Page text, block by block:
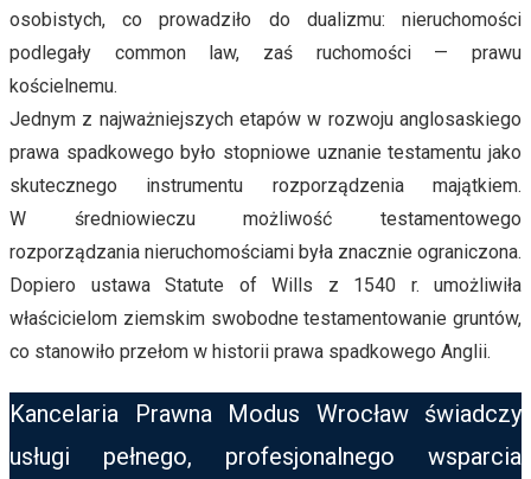
osobistych, co prowadziło do dualizmu: nieruchomości
podlegały common law, zaś ruchomości — prawu
kościelnemu.
Jednym z najważniejszych etapów w rozwoju anglosaskiego
prawa spadkowego było stopniowe uznanie testamentu jako
skutecznego instrumentu rozporządzenia majątkiem.
W średniowieczu możliwość testamentowego
rozporządzania nieruchomościami była znacznie ograniczona.
Dopiero ustawa Statute of Wills z 1540 r. umożliwiła
właścicielom ziemskim swobodne testamentowanie gruntów,
co stanowiło przełom w historii prawa spadkowego Anglii.
Kancelaria Prawna Modus Wrocław świadczy
usługi pełnego, profesjonalnego wsparcia